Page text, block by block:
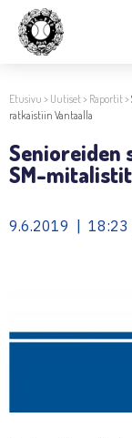
Etusivu > Uutiset> Raportit>
ratkaistiin Vantaalla
Senioreiden
SM-
9.6.2019 |